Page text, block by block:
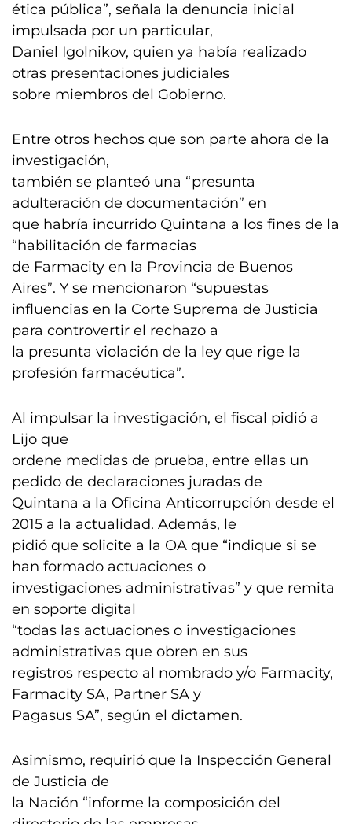
ética pública”, señala la denuncia inicial
impulsada por un particular,
Daniel Igolnikov, quien ya había realizado
otras presentaciones judiciales
sobre miembros del Gobierno.
Entre otros hechos que son parte ahora de la
investigación,
también se planteó una “presunta
adulteración de documentación” en
que habría incurrido Quintana a los fines de la
“habilitación de farmacias
de Farmacity en la Provincia de Buenos
Aires”. Y se mencionaron “supuestas
influencias en la Corte Suprema de Justicia
para controvertir el rechazo a
la presunta violación de la ley que rige la
profesión farmacéutica”.
Al impulsar la investigación, el fiscal pidió a
Lijo que
ordene medidas de prueba, entre ellas un
pedido de declaraciones juradas de
Quintana a la Oficina Anticorrupción desde el
2015 a la actualidad. Además, le
pidió que solicite a la OA que “indique si se
han formado actuaciones o
investigaciones administrativas” y que remita
en soporte digital
“todas las actuaciones o investigaciones
administrativas que obren en sus
registros respecto al nombrado y/o Farmacity,
Farmacity SA, Partner SA y
Pagasus SA”, según el dictamen.
Asimismo, requirió que la Inspección General
de Justicia de
la Nación “informe la composición del